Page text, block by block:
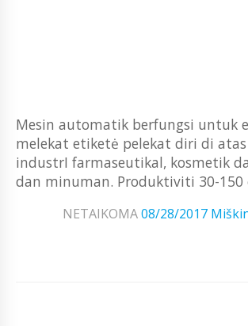
Mesin automatik berfungsi untuk
melekat etiketė pelekat diri di
industrI farmaseutikal, kosmetik
dan minuman. Produktiviti 30-150
NETAIKOMA08/28/2017